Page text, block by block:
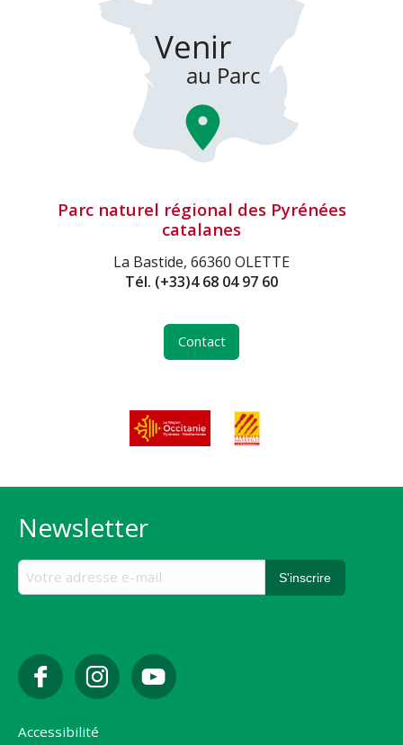
Parc naturel régional des Pyrénées
catalanes
La Bastide, 66360 OLETTE
Tél. (+33)4 68 04 97 60
Contact
Newsletter
Accessibilité